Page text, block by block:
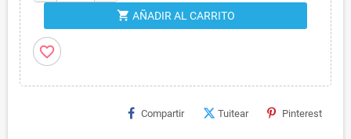
shopping_cart AÑADIR AL CARRITO
favorite_border
Compartir Tuitear Pinterest